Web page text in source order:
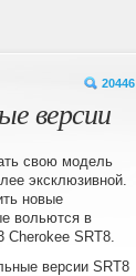
20446
версии
свою модель
эксклюзивной.
новые
вольются в
Cherokee SRT8.
версии SRT8